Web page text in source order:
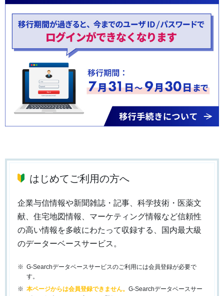
はじめてご利用の方へ
企業与信情報や新聞雑誌・記事、科学技術・医薬文
献、住宅地図情報、マーケティング情報など信頼性
の高い情報を多岐にわたって収録する、国内最大級
のデーターベースサービス。
G-Searchデータベースサービスのご利用には会員登録が必要で
す。
本ページからは会員登録できません。 G-Searchデータベースサー